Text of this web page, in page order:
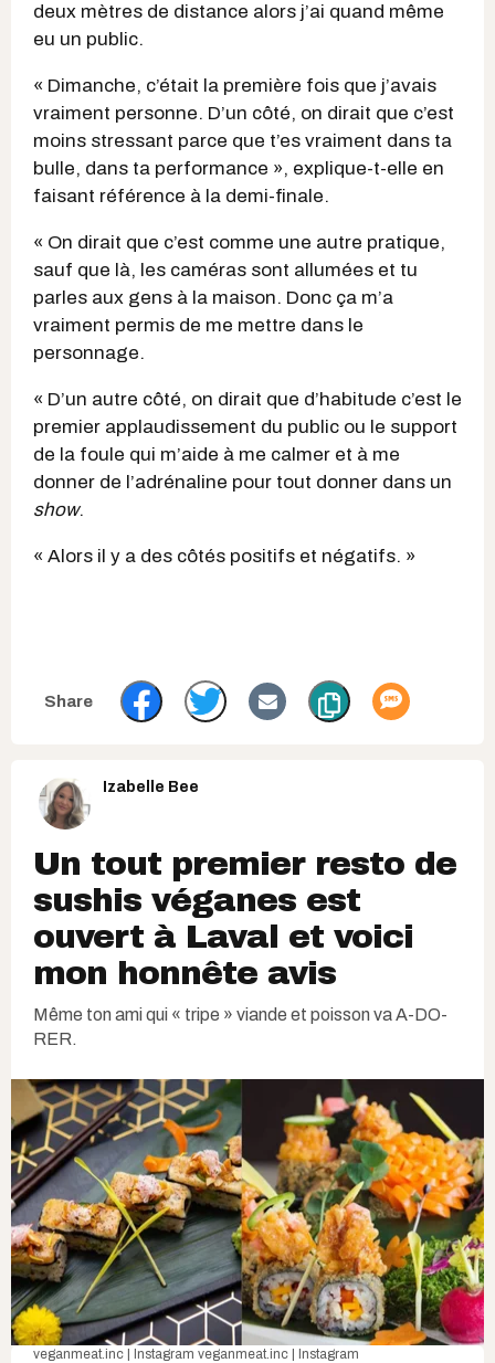
deux mètres de distance alors j’ai quand même
eu un public.
« Dimanche, c’était la première fois que j’avais
vraiment personne. D’un côté, on dirait que c’est
moins stressant parce que t’es vraiment dans ta
bulle, dans ta performance », explique-t-elle en
faisant référence à la demi-finale.
« On dirait que c’est comme une autre pratique,
sauf que là, les caméras sont allumées et tu
parles aux gens à la maison. Donc ça m’a
vraiment permis de me mettre dans le
personnage.
« D’un autre côté, on dirait que d’habitude c’est le
premier applaudissement du public ou le support
de la foule qui m’aide à me calmer et à me
donner de l’adrénaline pour tout donner dans un
show.
« Alors il y a des côtés positifs et négatifs. »
Izabelle Bee
Un tout premier resto de
sushis véganes est
ouvert à Laval et voici
mon honnête avis
Même ton ami qui « tripe » viande et poisson va A-DO-
RER.
veganmeat.inc | Instagram veganmeat.inc | Instagram